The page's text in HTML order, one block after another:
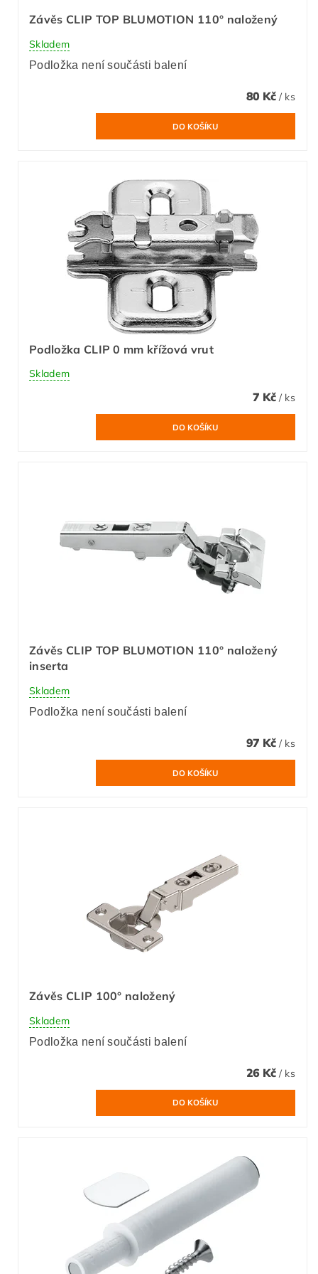
Závěs CLIP TOP BLUMOTION 110° naložený
Skladem
Podložka není součásti balení
80 Kč / ks
Podložka CLIP 0 mm křížová vrut
Skladem
7 Kč / ks
Závěs CLIP TOP BLUMOTION 110° naložený
inserta
Skladem
Podložka není součásti balení
97 Kč / ks
Závěs CLIP 100° naložený
Skladem
Podložka není součásti balení
26 Kč / ks